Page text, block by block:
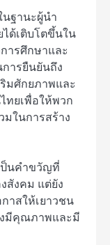
ฐานะผู้นำ
ได้เติบโตขึ้นใน
ารศึกษาและ
ารยืนยันถึง
มศักยภาพและ
ทยเพื่อให้พวก
มในการสร้าง
ป็นคำขวัญที่
งคม แต่ยัง
าสให้เยาวชน
มีคุณภาพและมี